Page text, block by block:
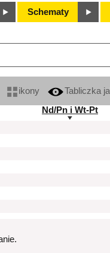
Schematy
ikony
Tabliczka
Nd/Pn i Wt-Pt